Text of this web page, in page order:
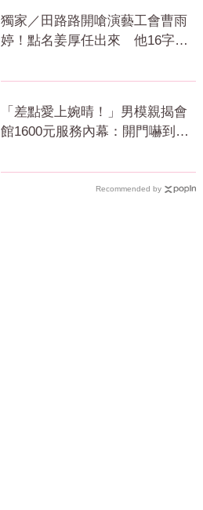
獨家／田路路開嗆演藝工會曹雨
婷！點名姜厚任出來 他16字回
「差點愛上婉晴！」男模親揭會
館1600元服務內幕：開門嚇到險
Recommended by